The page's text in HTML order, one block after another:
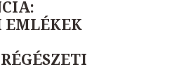
EMLÉKEK